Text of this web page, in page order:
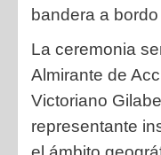
bandera a bordo
La ceremonia
Almirante de
Victoriano
representante